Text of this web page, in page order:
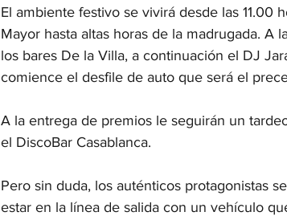
El ambiente festivo se vivirá desde las 11.00
Mayor hasta altas horas de la madrugada. A
los bares De la Villa, a continuación el DJ
comience el desfile de auto que será el
A la entrega de premios le seguirán un
el DiscoBar Casablanca.
Pero sin duda, los auténticos protagonistas
estar en la línea de salida con un vehículo